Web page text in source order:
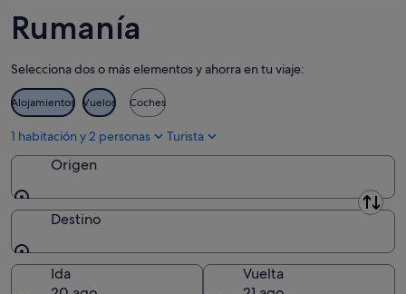
Distrito de Brașov
Condado de Brăila
Condado de Buzău
Caraş-Severin
Cluj
Distrito de Covasna
Condado de Călărași
Dâmbovița
Rumanía
Selecciona dos o más elementos y ahorra en tu viaje:
Alojamientos Vuelos Coches
1 habitación y 2 personas Turista
Origen
Origen
Destino
Destino
Ida
Vuelta